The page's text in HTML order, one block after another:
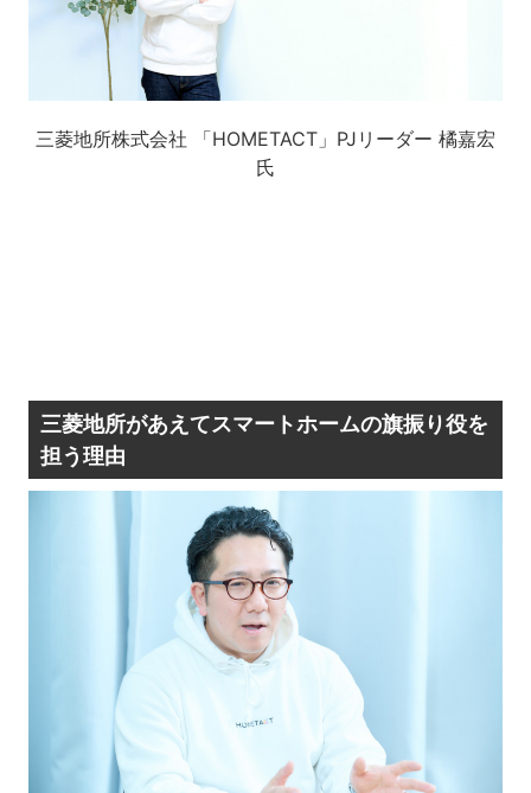
三菱地所株式会社 「HOMETACT」PJリーダー 橘嘉宏
氏
三菱地所があえてスマートホームの旗振り役を
担う理由